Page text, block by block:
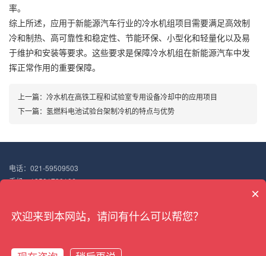
率。
综上所述，应用于新能源汽车行业的冷水机组项目需要满足高效制
冷和制热、高可靠性和稳定性、节能环保、小型化和轻量化以及易
于维护和安装等要求。这些要求是保障冷水机组在新能源汽车中发
挥正常作用的重要保障。
上一篇： 冷水机在高铁工程和试验室专用设备冷却中的应用项目
下一篇： 氢燃料电池试验台架制冷机的特点与优势
电话：021-59509503
手机：18501730106
Copyright © 2022 搏佰机械（上海）有限公司
×
欢迎来到本网站，请问有什么可以帮您？